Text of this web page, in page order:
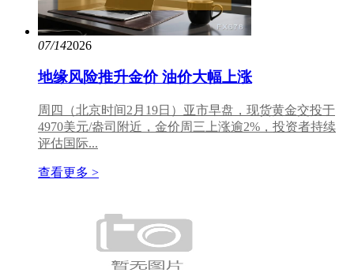
07/142026
地缘风险推升金价 油价大幅上涨
周四（北京时间2月19日）亚市早盘，现货黄金交投于
4970美元/盎司附近，金价周三上涨逾2%，投资者持续
评估国际...
查看更多 >